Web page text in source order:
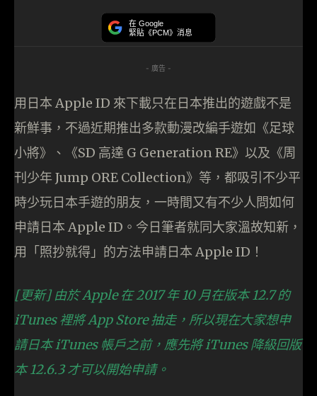
在 Google
緊貼《PCM》消息
- 廣告 -
用日本 Apple ID 來下載只在日本推出的遊戲不是
新鮮事，不過近期推出多款動漫改編手遊如《足球
小將》、《SD 高達 G Generation RE》以及《周
刊少年 Jump ORE Collection》等，都吸引不少平
時少玩日本手遊的朋友，一時間又有不少人問如何
申請日本 Apple ID。今日筆者就同大家溫故知新，
用「照抄就得」的方法申請日本 Apple ID！
[更新] 由於 Apple 在 2017 年 10 月在版本 12.7 的
iTunes 裡將 App Store 抽走，所以現在大家想申
請日本 iTunes 帳戶之前，應先將 iTunes 降級回版
本 12.6.3 才可以開始申請。